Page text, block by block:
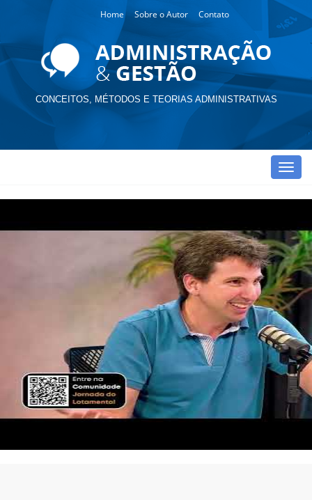
Home Sobre o Autor Contato
CONCEITOS, MÉTODOS E TEORIAS ADMINISTRATIVAS